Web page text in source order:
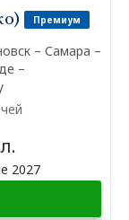
Премиум
– Самара –
–
2027